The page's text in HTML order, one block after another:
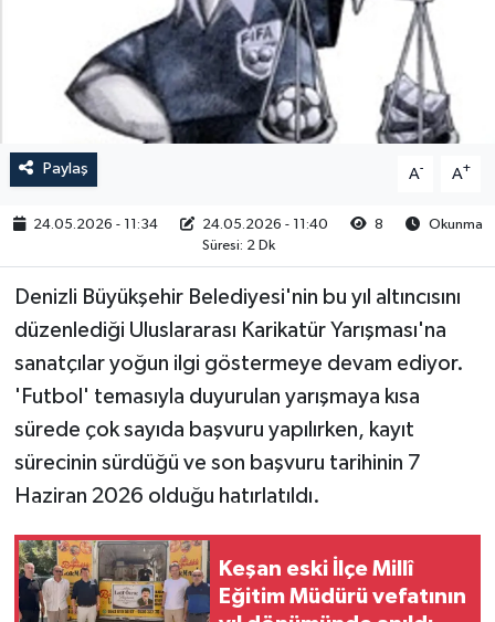
Paylaş A- A+
24.05.2026 - 11:34 24.05.2026 - 11:40 8
Okunma
Süresi: 2 Dk
Denizli Büyükşehir Belediyesi'nin bu yıl altıncısını
düzenlediği Uluslararası Karikatür Yarışması'na
sanatçılar yoğun ilgi göstermeye devam ediyor.
'Futbol' temasıyla duyurulan yarışmaya kısa
sürede çok sayıda başvuru yapılırken, kayıt
sürecinin sürdüğü ve son başvuru tarihinin 7
Haziran 2026 olduğu hatırlatıldı.
Keşan eski İlçe Millî
Eğitim Müdürü vefatının
RESMİ İLAN